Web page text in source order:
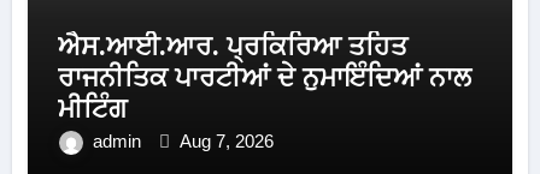
ਐਸ.ਆਈ.ਆਰ. ਪ੍ਰਕਿਰਿਆ ਤਹਿਤ
ਰਾਜਨੀਤਿਕ ਪਾਰਟੀਆਂ ਦੇ ਨੁਮਾਇੰਦਿਆਂ ਨਾਲ
ਮੀਟਿੰਗ
admin Aug 7, 2026